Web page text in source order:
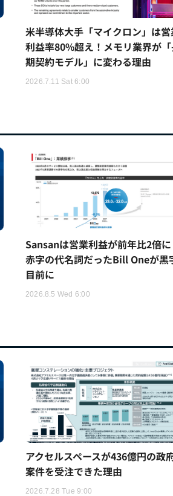
米半導体大手「マイクロン」は営
利益率80%超え！メモリ業界が
期契約モデル」に変わる理由
2026.7.11 Sat 6:00
Sansanは営業利益が前年比2倍
赤字の代名詞だったBill Oneが黒
目前に
2026.8.5 Wed 6:00
アクセルスペースが436億円の政
案件を受注できた理由
2026.7.28 Tue 9:00